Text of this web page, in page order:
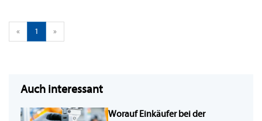
« 1 »
Auch interessant
Worauf Einkäufer bei der